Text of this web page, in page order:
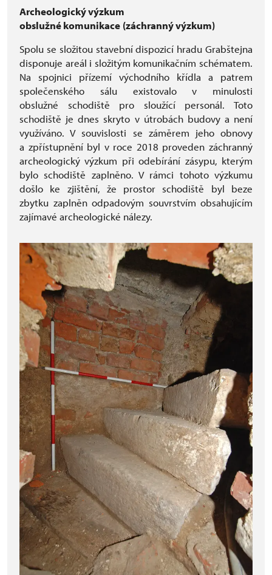
Archeologický výzkum
obslužné komunikace (záchranný výzkum)
Spolu se složitou stavební dispozicí hradu Grabštejna
disponuje areál i složitým komunikačním schématem.
Na spojnici přízemí východního křídla a patrem
společenského sálu existovalo v minulosti
obslužné schodiště pro sloužící personál. Toto
schodiště je dnes skryto v útrobách budovy a není
využíváno. V souvislosti se záměrem jeho obnovy
a zpřístupnění byl v roce 2018 proveden záchranný
archeologický výzkum při odebírání zásypu, kterým
bylo schodiště zaplněno. V rámci tohoto výzkumu
došlo ke zjištění, že prostor schodiště byl beze
zbytku zaplněn odpadovým souvrstvím obsahujícím
zajímavé archeologické nálezy.